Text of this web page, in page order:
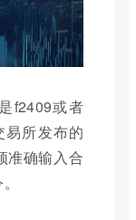
f2409或者
易所发布的
准确输入合